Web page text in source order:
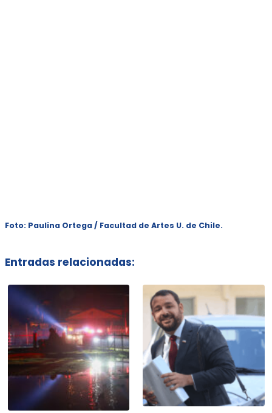
Foto: Paulina Ortega / Facultad de Artes U. de Chile.
Entradas relacionadas: